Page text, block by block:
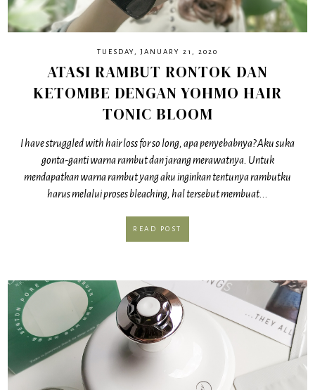
TUESDAY, JANUARY 21, 2020
ATASI RAMBUT RONTOK DAN
KETOMBE DENGAN YOHMO HAIR
TONIC BLOOM
I have struggled with hair loss for so long, apa penyebabnya? Aku suka
gonta-ganti warna rambut dan jarang merawatnya. Untuk
mendapatkan warna rambut yang aku inginkan tentunya rambutku
harus melalui proses bleaching, hal tersebut membuat...
READ POST